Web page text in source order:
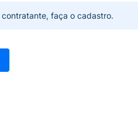
contratante, faça o cadastro.